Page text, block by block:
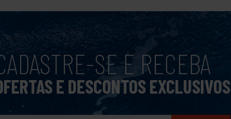
SE E RECEBA
E DESCONTOS EXCLUSIVOS